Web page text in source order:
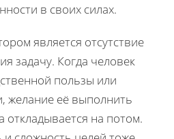
в своих силах.
является отсутствие
задачу. Когда человек
пользы или
желание её выполнить
откладывается на потом.